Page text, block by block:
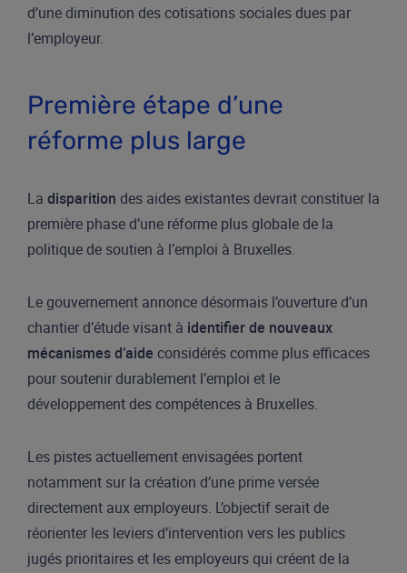
d’une diminution des cotisations sociales dues par
l’employeur.
Première étape d’une
réforme plus large
La disparition des aides existantes devrait constituer la
première phase d’une réforme plus globale de la
politique de soutien à l’emploi à Bruxelles.
Le gouvernement annonce désormais l’ouverture d’un
chantier d’étude visant à identifier de nouveaux
mécanismes d’aide considérés comme plus efficaces
pour soutenir durablement l’emploi et le
développement des compétences à Bruxelles.
Les pistes actuellement envisagées portent
notamment sur la création d’une prime versée
directement aux employeurs. L’objectif serait de
réorienter les leviers d’intervention vers les publics
jugés prioritaires et les employeurs qui créent de la